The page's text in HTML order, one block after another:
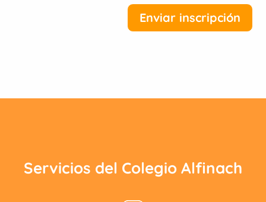
Enviar inscripción
Servicios del Colegio Alfinach